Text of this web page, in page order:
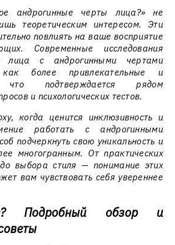
андрогинные черты лица?» не
теоретическим интересом. Эти
повлиять на ваше восприятие
Современные исследования
лица с андрогинными чертами
как более привлекательные и
что подтверждается рядом
и психологических тестов.
когда ценится инклюзивность и
работать с андрогинными
подчеркнуть свою уникальность и
многогранным. От практических
выбора стиля — понимание этих
вам чувствовать себя увереннее
Подробный обзор и